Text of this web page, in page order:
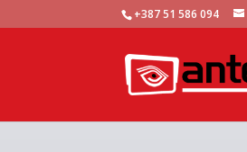
+387 51 586 094